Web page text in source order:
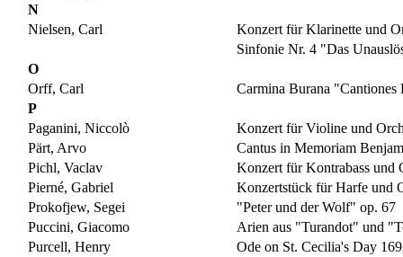
N
Nielsen, Carl
Konzert für Klarinette und
Sinfonie Nr. 4 "Das
O
Orff, Carl
Carmina Burana "Cantiones
P
Paganini, Niccolò
Konzert für Violine und
Pärt, Arvo
Cantus in Memoriam
Pichl, Vaclav
Konzert für Kontrabass und
Pierné, Gabriel
Konzertstück für Harfe und
Prokofjew, Segei
"Peter und der Wolf" op. 67
Puccini, Giacomo
Arien aus "Turandot" und
Purcell, Henry
Ode on St. Cecilia's Day